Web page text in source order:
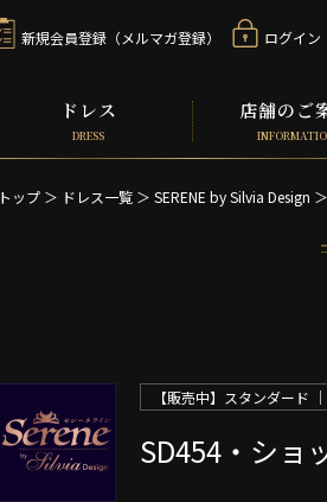
ドレス
DRESS
店舗のご
新規会員登録（メルマガ登録） ログイン
トップ ＞ ドレス一覧 ＞ SERENE by Silvia Design ＞
【販売中】スタンダード
SD454・ショ